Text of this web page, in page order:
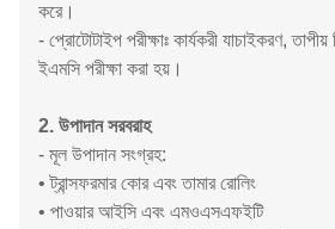
করে।
- প্রোটোটাইপ পরীক্ষাঃ কার্যকরী যাচাইকরণ,
ইএমসি পরীক্ষা করা হয়।
2. উপাদান সরবরাহ
- মূল উপাদান সংগ্রহ:
• ট্রান্সফরমার কোর এবং তামার রোলিং
• পাওয়ার আইসি এবং এমওএসএফইটি